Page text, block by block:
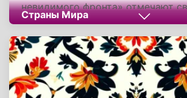
невидимого фронта» отмечают
профессиональный праздник -
системного администратора,
американском варианте - День
системному администратору.
Страны Мира